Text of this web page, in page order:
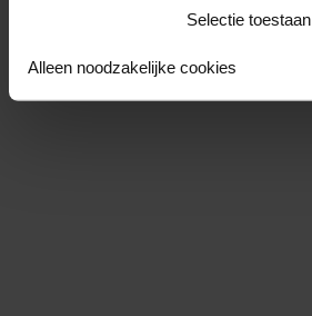
Selectie toestaan
Alleen noodzakelijke cookies